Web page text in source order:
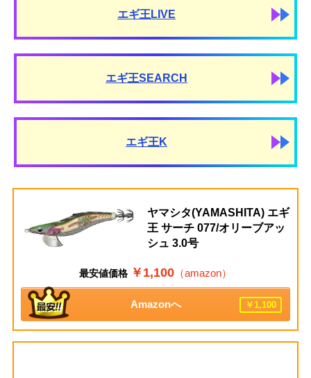
エギ王LIVE
エギ王SEARCH
エギ王K
ヤマシタ(YAMASHITA) エギ
王 サーチ 077/オリーブアッ
シュ 3.0号
最安値価格 ￥1,100 （amazon）
Amazonへ ￥1,100